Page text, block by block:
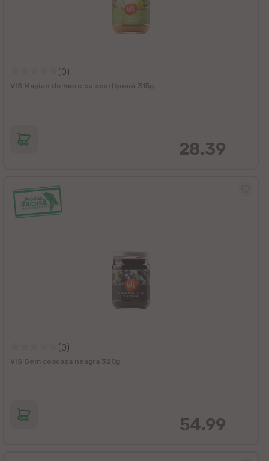
(0)
VIS Magiun de mere cu scorțișoară 315g
28.39
(0)
VIS Gem coacaza neagra 320g
54.99